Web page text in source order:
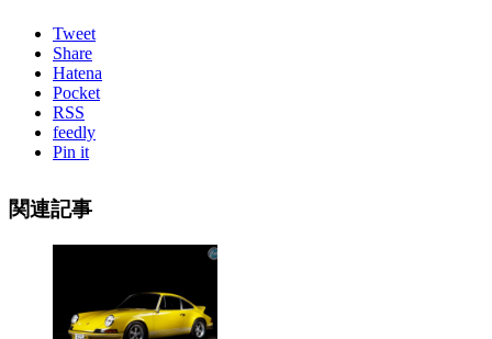
Tweet
Share
Hatena
Pocket
RSS
feedly
Pin it
関連記事